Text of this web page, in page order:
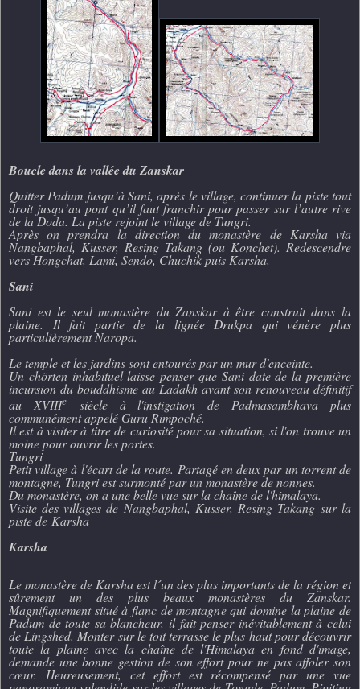
Boucle dans la vallée du Zanskar
Quitter Padum jusqu’à Sani, après le village, continuer la piste tout
droit jusqu’au pont qu’il faut franchir pour passer sur l’autre rive
de la Doda. La piste rejoint le village de Tungri.
Après on prendra la direction du monastère de Karsha via
Nangbaphal, Kusser, Resing Takang (ou Konchet). Redescendre
vers Hongchat, Lami, Sendo, Chuchik puis Karsha,
Sani
Sani est le seul monastère du Zanskar à être construit dans la
plaine. Il fait partie de la lignée Drukpa qui vénère plus
particulièrement Naropa.
Le temple et les jardins sont entourés par un mur d'enceinte.
Un chörten inhabituel laisse penser que Sani date de la première
incursion du bouddhisme au Ladakh avant son renouveau définitif
au XVIIIesiècle à l'instigation de Padmasambhava plus
communément appelé Guru Rimpoché.
Il est à visiter à titre de curiosité pour sa situation, si l'on trouve un
moine pour ouvrir les portes.
Tungri
Petit village à l'écart de la route. Partagé en deux par un torrent de
montagne, Tungri est surmonté par un monastère de nonnes.
Du monastère, on a une belle vue sur la chaîne de l'himalaya.
Visite des villages de Nangbaphal, Kusser, Resing Takang sur la
piste de Karsha
Karsha
Le monastère de Karsha est l´un des plus importants de la région et
sûrement un des plus beaux monastères du Zanskar.
Magnifiquement situé à flanc de montagne qui domine la plaine de
Padum de toute sa blancheur, il fait penser inévitablement à celui
de Lingshed. Monter sur le toit terrasse le plus haut pour découvrir
toute la plaine avec la chaîne de l'Himalaya en fond d'image,
demande une bonne gestion de son effort pour ne pas affoler son
cœur. Heureusement, cet effort est récompensé par une vue